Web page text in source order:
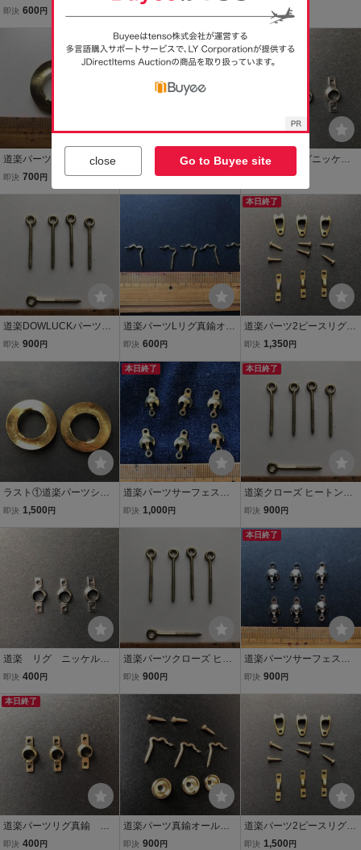
ルドハンドメイドルアー
フロッグバルサ50痴虫
即決 600 円
ルドハンドメイドルアー
ヨコハトリーズローカル
フロッグザウルスグラス
アイバッド＆ジョイ
ラス オールドハンドメイ
ドルアー部品屋/津波ブラ
イトリバーストックハト
リーズザウルスzeal ヘド
ンローカル痴虫
1,350円
道楽パーツシャンプーハ
ットブラスオールドハン
ドメイドルアーパーツ部
ルスブロックヘドン210痴
即決 700 円
道楽パーツクローズ ヒー
トンブラスオールドハン
ドメイドルアー/津波フロ
即決 900円
道楽パーツリグニッケ
ル オールドハンドメイ
ドルアー部品屋/zeal津波
ヒヨコハトリーズザウル
スストックグラスアイDO
WLUCKローカル痴虫
即決 400円
道楽DOWLUCKパーツヒ
ートンブラスオールドハ
即決 900 円
道楽パーツLリグ真鍮オー
ルドハンドメイドルアー
コハトリーズローカルフ
ロッグバルサ50痴虫グラ
スアイ
即決 600 円
本日終了
道楽パーツ2ピースリグブ
ラス オールドハンドメイ
イトリバーストックハト
リーズザウルスzealロー
即決 1,350 円
ラスト①道楽パーツシャ
ンプーハットブラスオー
即決 1,500 円
本日終了
道楽パーツサーフェスリ
グオールドハンドメイド
グハトリーズzealヘドン
ブラスローカル痴虫
即決 1,000 円
本日終了
道楽クローズ ヒートンブ
ラス オールドハンドメ
真鍮 /津波フロッグアカシ
ローカル
即決 900 円
道楽 リグ ニッケルオ
ールドハンドメイドルア
ヒヨコハトリーズフロッ
グローカル痴虫BPバルサ
即決 400 円
道楽パーツクローズ ヒー
トンブラスオールドハン
クハトリーズザウルス痴
虫ローカル
即決 900 円
本日終了
道楽パーツサーフェスリ
グオールドハンドメイド
グハトリーズzealヘドン
即決 900 円
本日終了
道楽パーツリグ真鍮 オ
ールドハンドメイドルア
即決 400 円
道楽パーツ真鍮オールド
ハンドメイドルアーパー
即決 900 円
道楽パーツ2ピースリグブ
ラス オールドハンドメイ
即決 1,500 円
close Go to Buyee site